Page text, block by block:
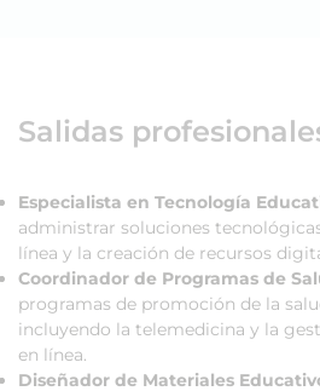
Salidas
Especialista en Tecnología
administrar soluciones
línea y la creación de recursos
Coordinador de Programas de
programas de promoción de la
incluyendo la telemedicina y la
en línea.
Diseñador de Materiales